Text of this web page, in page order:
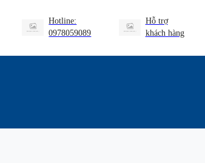
Hotline:
0978059089
Hỗ trợ
khách hàng